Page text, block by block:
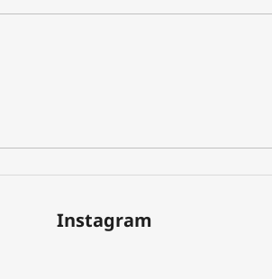
Instagram